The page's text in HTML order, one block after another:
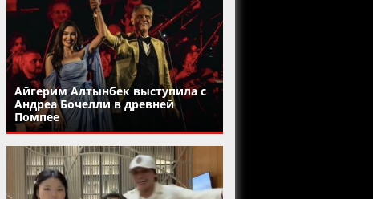
Айгерим Алтынбек выступила с
Андреа Бочелли в древней
Помпее